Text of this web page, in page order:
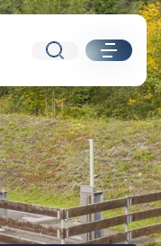
Suche